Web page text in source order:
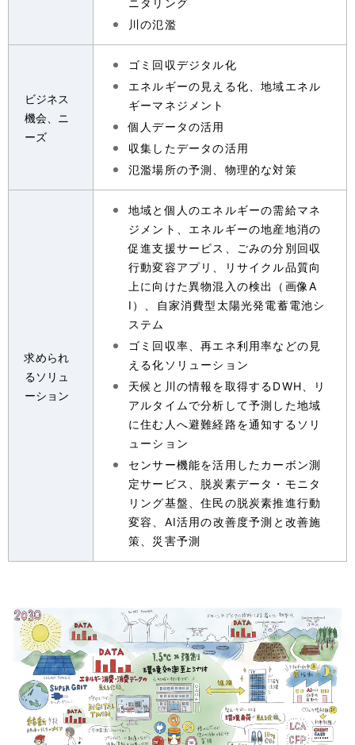
ニタリング
川の氾濫
ビジネス
機会、ニ
ーズ
ゴミ回収デジタル化
エネルギーの見える化、地域エネル
ギーマネジメント
個人データの活用
収集したデータの活用
氾濫場所の予測、物理的な対策
求められ
るソリュ
ーション
地域と個人のエネルギーの需給マネ
ジメント、エネルギーの地産地消の
促進支援サービス、ごみの分別回収
行動変容アプリ、リサイクル品質向
上に向けた異物混入の検出（画像A
I）、自家消費型太陽光発電蓄電池シ
ステム
ゴミ回収率、再エネ利用率などの見
える化ソリューション
天候と川の情報を取得するDWH、リ
アルタイムで分析して予測した地域
に住む人へ避難経路を通知するソリ
ューション
センサー機能を活用したカーボン測
定サービス、脱炭素データ・モニタ
リング基盤、住民の脱炭素推進行動
変容、AI活用の改善度予測と改善施
策、災害予測